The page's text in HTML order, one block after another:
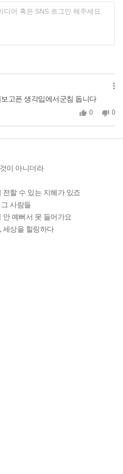
고픈 생각입에서군침 돕니다
0 0
이 아니더라
할 수 있는 지혜가 있죠
사람들
예뻐서 못 들어가요
세상을 힐링하다